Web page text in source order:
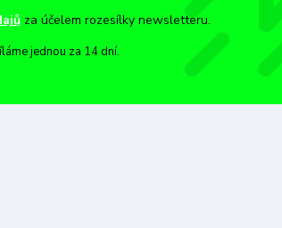
za účelem rozesílky newsletteru.
jednou za 14 dní.